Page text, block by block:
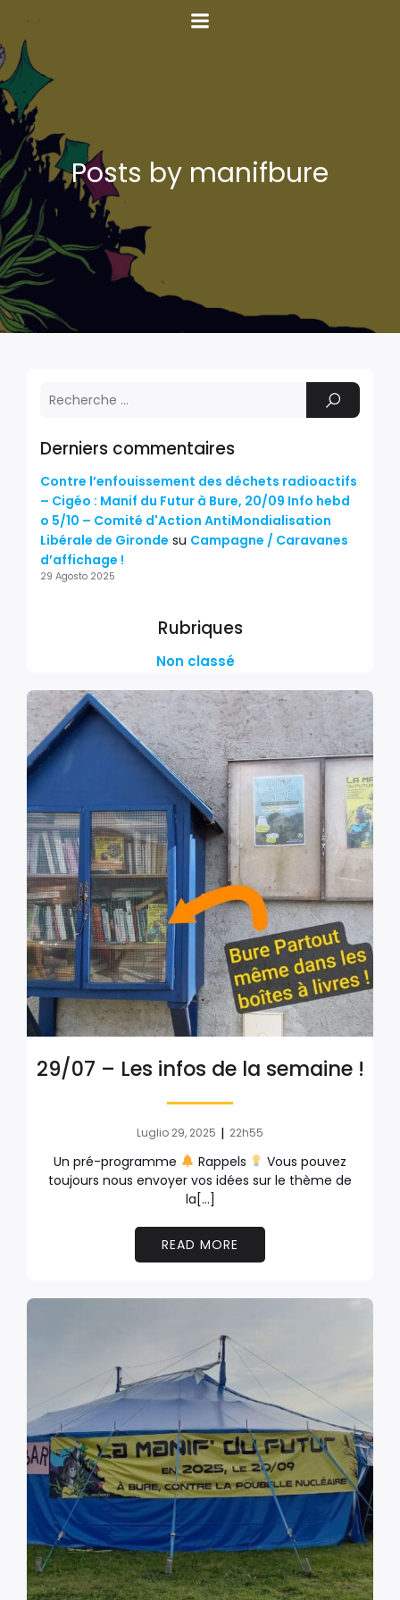
Posts by manifbure
Derniers commentaires
Contre l’enfouissement des déchets radioactifs
– Cigéo : Manif du Futur à Bure, 20/09 Info hebd
o 5/10 – Comité d'Action AntiMondialisation
Libérale de Gironde su Campagne / Caravanes
d’affichage !
29 Agosto 2025
Rubriques
Non classé
29/07 – Les infos de la semaine !
Luglio 29, 2025 | 22h55
Un pré-programme Rappels
Vous pouvez
toujours nous envoyer vos idées sur le thème de
la[…]
READ MORE